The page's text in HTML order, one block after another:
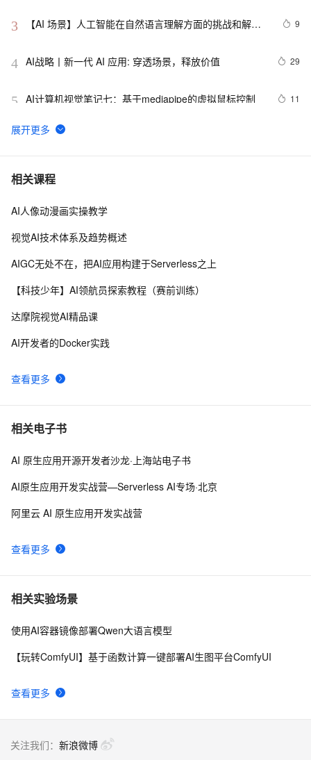
3
【AI 场景】人工智能在自然语言理解方面的挑战和解决
9
4 AI战略丨新一代 AI 应用: 穿透场景，释放价值 29
5 AI计算机视觉笔记七：基于mediapipe的虚拟鼠标控制 11
6
AAAI,ICML,CVPR,NeurIPS...31篇国际七大AI顶会2021
7 视觉AI五天训练营教程 Day 1
8 固特异（Goodyear）利用人工智能和物联网实现数字化
10【学习记录】《DeepLearning.ai》第十课：卷积神经网
相关课程
查看更多
AI人像动漫画实操教学
视觉AI技术体系及趋势概述
AIGC无处不在，把AI应用构建于Serverless之上
【科技少年】AI领航员探索教程（赛前训练）
达摩院视觉AI精品课
AI开发者的Docker实践
相关电子书
查看更多
AI 原生应用开源开发者沙龙·上海站电子书
AI原生应用开发实战营—Serverless AI专场·北京
阿里云 AI 原生应用开发实战营
相关实验场景
查看更多
使用AI容器镜像部署Qwen大语言模型
【玩转ComfyUI】基于函数计算一键部署AI生图平台ComfyUI
关注我们： 新浪微博